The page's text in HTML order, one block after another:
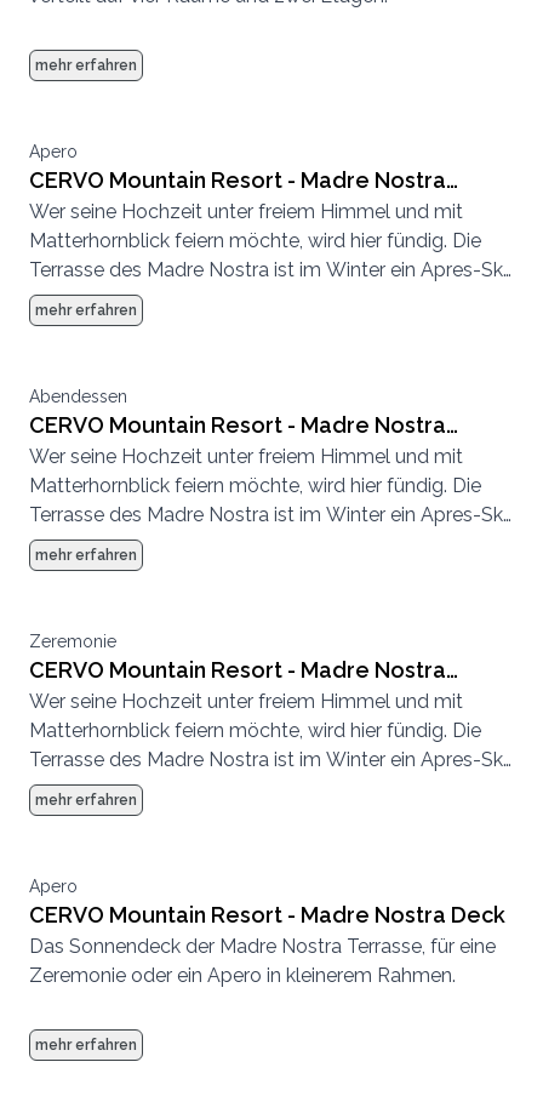
mehr erfahren
Apero
CERVO Mountain Resort - Madre Nostra
Terrasse
Wer seine Hochzeit unter freiem Himmel und mit
Matterhornblick feiern möchte, wird hier fündig. Die
Terrasse des Madre Nostra ist im Winter ein Apres-Ski
Hotspot und im Sommer eine entspannte
Sonnenterrasse.
mehr erfahren
Abendessen
CERVO Mountain Resort - Madre Nostra
Terrasse
Wer seine Hochzeit unter freiem Himmel und mit
Matterhornblick feiern möchte, wird hier fündig. Die
Terrasse des Madre Nostra ist im Winter ein Apres-Ski
Hotspot und im Sommer eine entspannte
Sonnenterrasse.
mehr erfahren
Zeremonie
CERVO Mountain Resort - Madre Nostra
Terrasse
Wer seine Hochzeit unter freiem Himmel und mit
Matterhornblick feiern möchte, wird hier fündig. Die
Terrasse des Madre Nostra ist im Winter ein Apres-Ski
Hotspot und im Sommer eine entspannte
Sonnenterrasse.
mehr erfahren
Apero
CERVO Mountain Resort - Madre Nostra Deck
Das Sonnendeck der Madre Nostra Terrasse, für eine
Zeremonie oder ein Apero in kleinerem Rahmen.
mehr erfahren